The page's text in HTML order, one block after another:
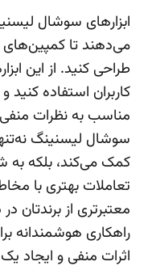
ابزارهای سوشال
می‌دهند تا
طراحی کنید. از این
کاربران استفاده
مناسب به نظرات منفی
سوشال لیسنینگ
کمک می‌کند، بلکه به
تعاملات بهتری با
معتبرتری از برندتان
راهکاری هوشمندانه
اثرات منفی و ایجاد